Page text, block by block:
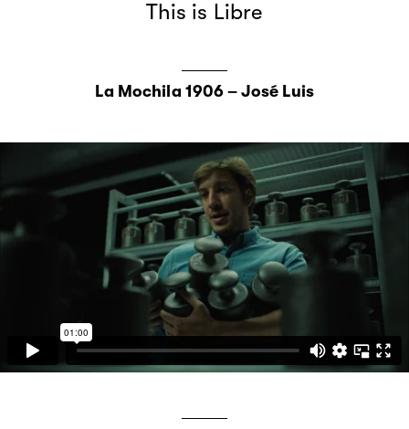
This is Libre
La Mochila 1906 – José Luis